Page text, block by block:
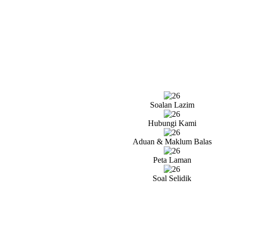
Soalan Lazim
Hubungi Kami
Aduan & Maklum Balas
Peta Laman
Soal Selidik